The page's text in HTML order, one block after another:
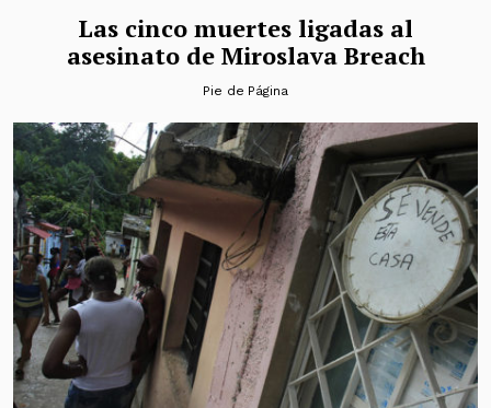
Las cinco muertes ligadas al
asesinato de Miroslava Breach
Pie de Página